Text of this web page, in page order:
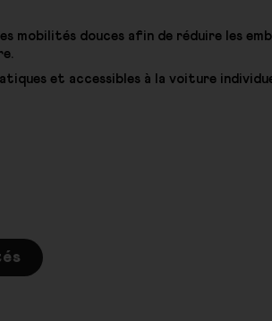
mobilités douces afin de réduire les
et accessibles à la voiture